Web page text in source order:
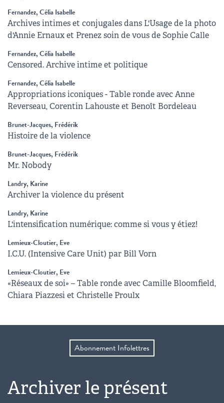
Fernandez, Célia Isabelle
Archives intimes et conjugales dans L'Usage de la photo
d'Annie Ernaux et Prenez soin de vous de Sophie Calle
Fernandez, Célia Isabelle
Censored. Archive intime et politique
Fernandez, Célia Isabelle
Appropriations iconiques - Table ronde avec Anne
Reverseau, Corentin Lahouste et Benoît Bordeleau
Brunet-Jacques, Frédérik
Histoire de la violence
Brunet-Jacques, Frédérik
Mr. Nobody
Landry, Karine
Archiver la violence du présent
Landry, Karine
L'intensification numérique: comme si vous y étiez!
Lemieux-Cloutier, Eve
I.C.U. (Intensive Care Unit) par Bill Vorn
Lemieux-Cloutier, Eve
«Réseaux de soi» – Table ronde avec Camille Bloomfield,
Chiara Piazzesi et Christelle Proulx
Abonnement Infolettres
Archiver le présent